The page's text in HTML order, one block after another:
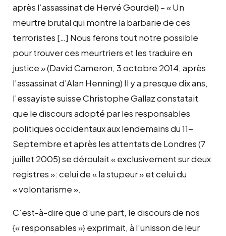
après l’assassinat de Hervé Gourdel) – « Un
meurtre brutal qui montre la barbarie de ces
terroristes […] Nous ferons tout notre possible
pour trouver ces meurtriers et les traduire en
justice » (David Cameron, 3 octobre 2014, après
l’assassinat d’Alan Henning) Il y a presque dix ans,
l’essayiste suisse Christophe Gallaz constatait
que le discours adopté par les responsables
politiques occidentaux aux lendemains du 11-
Septembre et après les attentats de Londres (7
juillet 2005) se déroulait « exclusivement sur deux
registres »: celui de « la stupeur » et celui du
« volontarisme ».
C’est-à-dire que d’une part, le discours de nos
{« responsables »} exprimait, à l’unisson de leur